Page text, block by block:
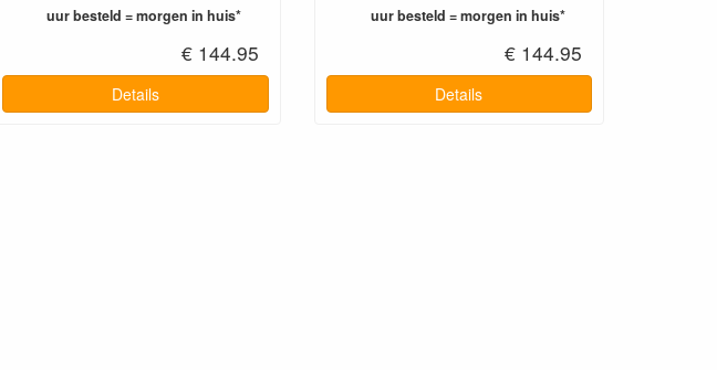
uur besteld = morgen in huis*
€ 144.95
Details
uur besteld = morgen in huis*
€ 144.95
Details